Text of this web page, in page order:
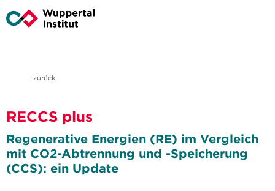
zurück
RECCS plus
Regenerative Energien (RE) im Vergleich
mit CO2-Abtrennung und -Speicherung
(CCS): ein Update